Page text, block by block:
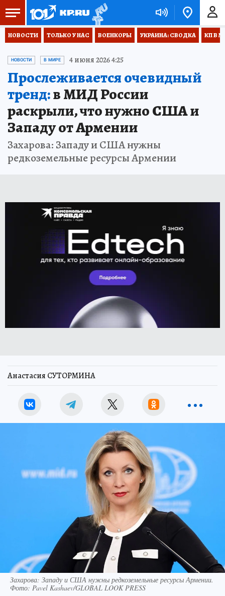
НОВОСТИ ТОЛЬКО У НАС ВОЕНКОРЫ УКРАИНА: СВОДКА КП В
НОВОСТИ В МИРЕ 4 июня 2026 4:25
Прослеживается очевидный
тренд:в МИД России
раскрыли, что нужно США и
Западу от Армении
Захарова: Западу и США нужны
редкоземельные ресурсы Армении
Анастасия СУТОРМИНА
Захарова: Западу и США нужны редкоземельные ресурсы Армении.
Фото: Pavel Kashaev/GLOBAL LOOK PRESS